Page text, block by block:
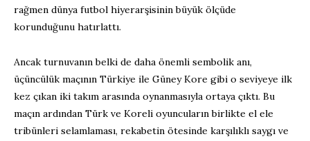
rağmen dünya futbol hiyerarşisinin büyük ölçüde
korunduğunu hatırlattı.
Ancak turnuvanın belki de daha önemli sembolik anı,
üçüncülük maçının Türkiye ile Güney Kore gibi o seviyeye ilk
kez çıkan iki takım arasında oynanmasıyla ortaya çıktı. Bu
maçın ardından Türk ve Koreli oyuncuların birlikte el ele
tribünleri selamlaması, rekabetin ötesinde karşılıklı saygı ve